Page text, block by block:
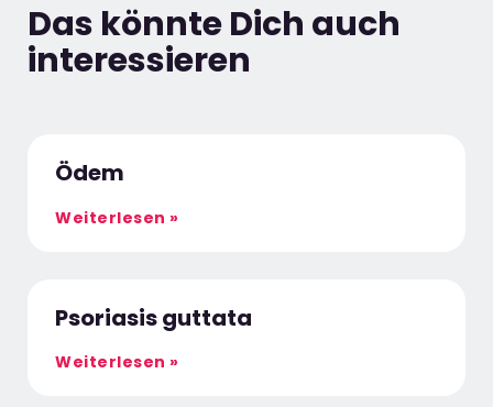
Das könnte Dich auch
interessieren
Ödem
Weiterlesen »
Psoriasis guttata
Weiterlesen »